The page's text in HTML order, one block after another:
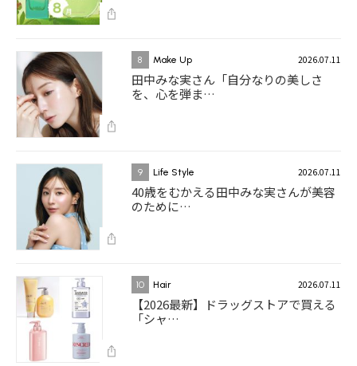
8 Make Up 2026.07.11
田中みな実さん「自分なりの美しさ
を、心を弾ま…
9 Life Style 2026.07.11
40歳をむかえる田中みな実さんが美容
のために…
10 Hair 2026.07.11
【2026最新】ドラッグストアで買える
「シャ…